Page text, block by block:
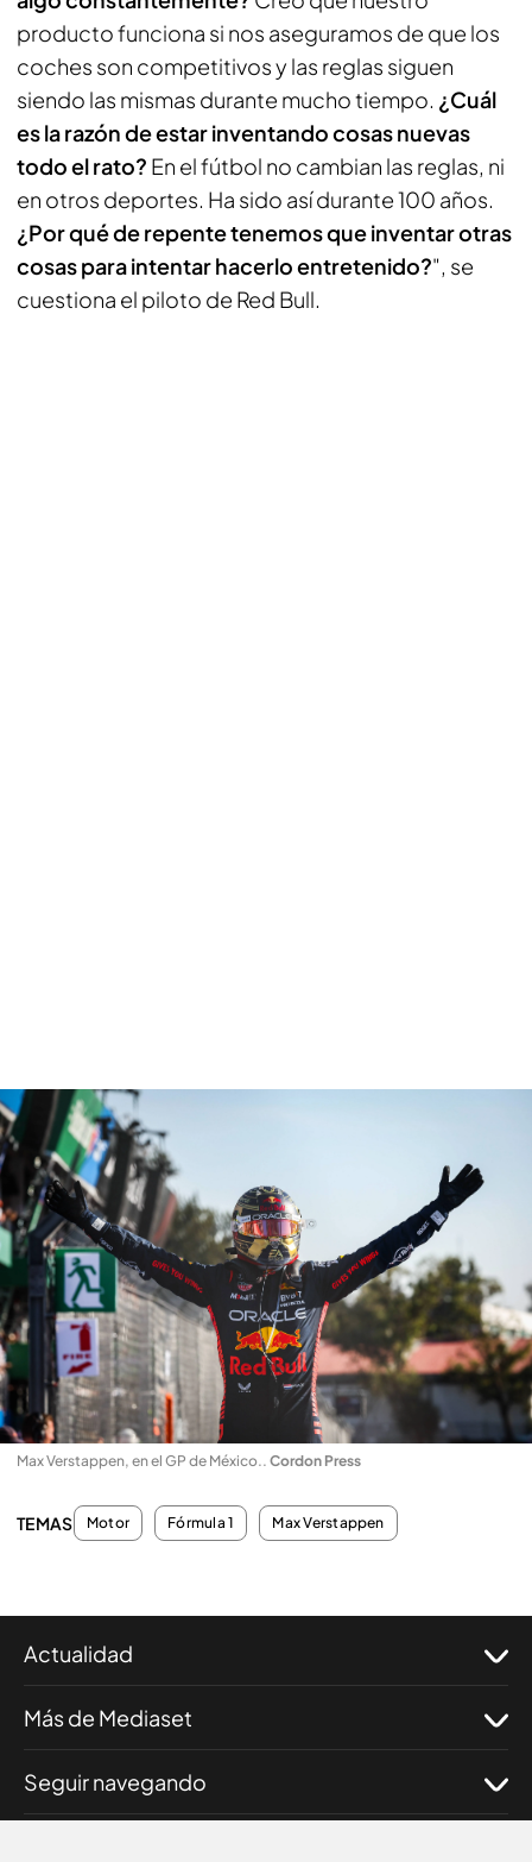
producto funciona si nos aseguramos de que los
coches son competitivos y las reglas siguen
siendo las mismas durante mucho tiempo. ¿Cuál
es la razón de estar inventando cosas nuevas
todo el rato? En el fútbol no cambian las reglas, ni
en otros deportes. Ha sido así durante 100 años.
¿Por qué de repente tenemos que inventar otras
cosas para intentar hacerlo entretenido?", se
cuestiona el piloto de Red Bull.
Max Verstappen, en el GP de México.. Cordon Press
TEMAS Motor Fórmula 1 Max Verstappen
Actualidad
Más de Mediaset
Seguir navegando